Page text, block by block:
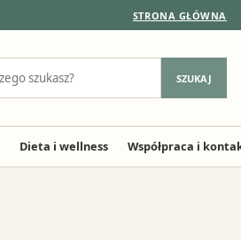
STRONA GŁÓWNA
SZUKAJ
Dieta i wellness Współpraca i